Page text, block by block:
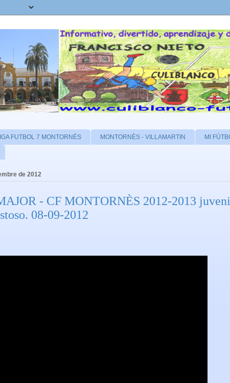
FUTBOL 7 MONTORNÈS MONTORNÈS - VILLAMARTIN MI
de 2012
- CF MONTORNÈS 2012-2013
08-09-2012